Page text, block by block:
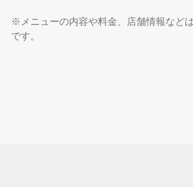
※メニューの内容や料金、店舗情報など
です。